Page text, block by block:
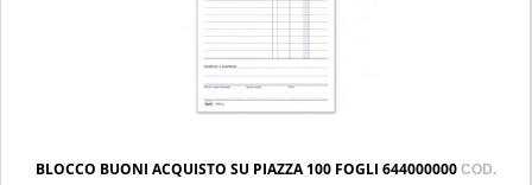
BLOCCO BUONI ACQUISTO SU PIAZZA 100 FOGLI 644000000 COD.